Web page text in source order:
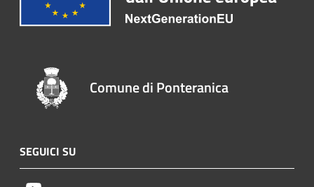
Comune di Ponteranica
SEGUICI SU